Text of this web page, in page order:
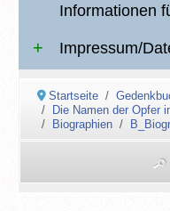
Informationen
Impressum/
Startseite
Die Namen der Opfer
Biographien